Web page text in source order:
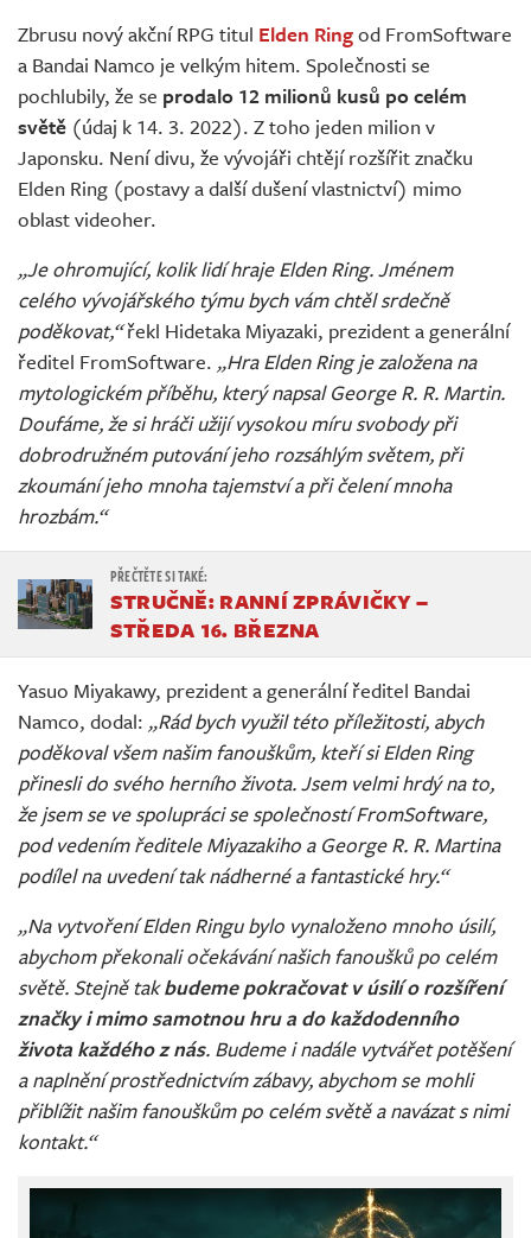
Živě
Zbrusu nový akční RPG titul Elden Ringod FromSoftware
a Bandai Namco je velkým hitem. Společnosti se
pochlubily, že se prodalo 12 milionů kusů po celém
světě (údaj k 14. 3. 2022). Z toho jeden milion v
Japonsku. Není divu, že vývojáři chtějí rozšířit značku
Elden Ring (postavy a další dušení vlastnictví) mimo
oblast videoher.
„Je ohromující, kolik lidí hraje Elden Ring. Jménem
celého vývojářského týmu bych vám chtěl srdečně
poděkovat,“řekl Hidetaka Miyazaki, prezident a generální
ředitel FromSoftware. „Hra Elden Ring je založena na
mytologickém příběhu, který napsal George R. R. Martin.
Doufáme, že si hráči užijí vysokou míru svobody při
dobrodružném putování jeho rozsáhlým světem, při
zkoumání jeho mnoha tajemství a při čelení mnoha
hrozbám.“
STRUČNĚ: RANNÍ ZPRÁVIČKY –
STŘEDA 16. BŘEZNA
Yasuo Miyakawy, prezident a generální ředitel Bandai
Namco, dodal: „Rád bych využil této příležitosti, abych
poděkoval všem našim fanouškům, kteří si Elden Ring
přinesli do svého herního života. Jsem velmi hrdý na to,
že jsem se ve spolupráci se společností FromSoftware,
pod vedením ředitele Miyazakiho a George R. R. Martina
podílel na uvedení tak nádherné a fantastické hry.“
„Na vytvoření Elden Ringu bylo vynaloženo mnoho úsilí,
abychom překonali očekávání našich fanoušků po celém
světě. Stejně takbudeme pokračovat v úsilí o rozšíření
značky i mimo samotnou hru a do každodenního
života každého z nás. Budeme i nadále vytvářet potěšení
a naplnění prostřednictvím zábavy, abychom se mohli
přiblížit našim fanouškům po celém světě a navázat s nimi
kontakt.“